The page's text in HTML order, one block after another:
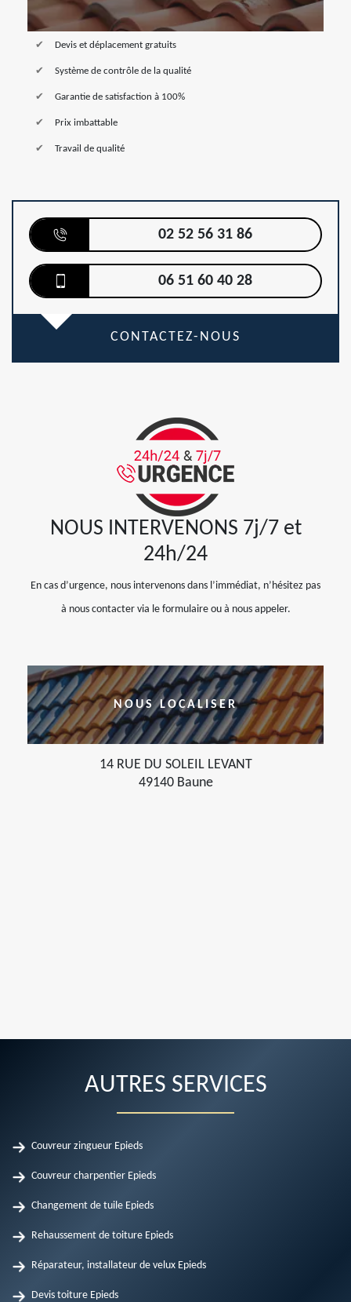
Devis et déplacement gratuits
Système de contrôle de la qualité
Garantie de satisfaction à 100%
Prix imbattable
Travail de qualité
02 52 56 31 86
06 51 60 40 28
CONTACTEZ-NOUS
NOUS INTERVENONS 7j/7 et
24h/24
En cas d’urgence, nous intervenons dans l’immédiat, n’hésitez pas
à nous contacter via le formulaire ou à nous appeler.
NOUS LOCALISER
14 RUE DU SOLEIL LEVANT
49140 Baune
AUTRES SERVICES
Couvreur zingueur Epieds
Couvreur charpentier Epieds
Changement de tuile Epieds
Rehaussement de toiture Epieds
Réparateur, installateur de velux Epieds
Devis toiture Epieds